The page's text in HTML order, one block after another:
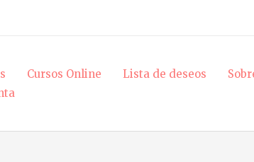
Cursos Online Lista de deseos